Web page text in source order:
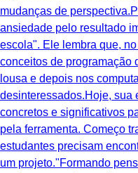
mudanças de
ansiedade pelo resultado
escola". Ele lembra que,
conceitos de programação
lousa e depois nos
desinteressados.Hoje, sua
concretos e significativos
pela ferramenta. Começo
estudantes precisam
um projeto."Formando